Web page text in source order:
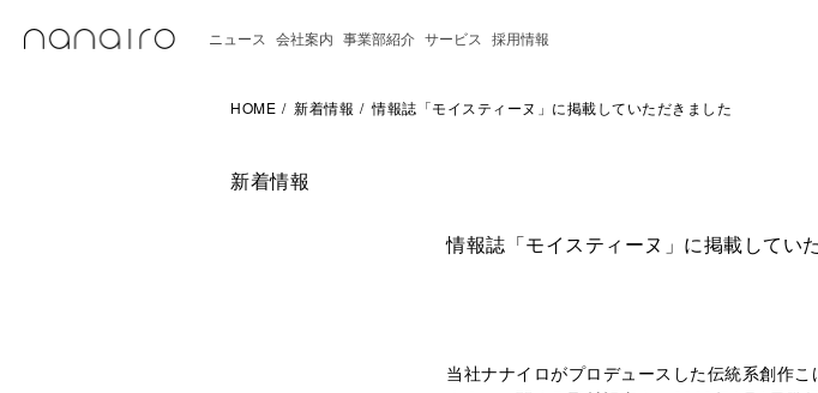
ニュース 会社案内 事業部紹介 サービス 採用情報
HOME 新着情報 情報誌「モイスティーヌ」に掲載していただきました
新着情報
情報誌「モイスティーヌ」に掲載してい
当社ナナイロがプロデュースした伝統系創作